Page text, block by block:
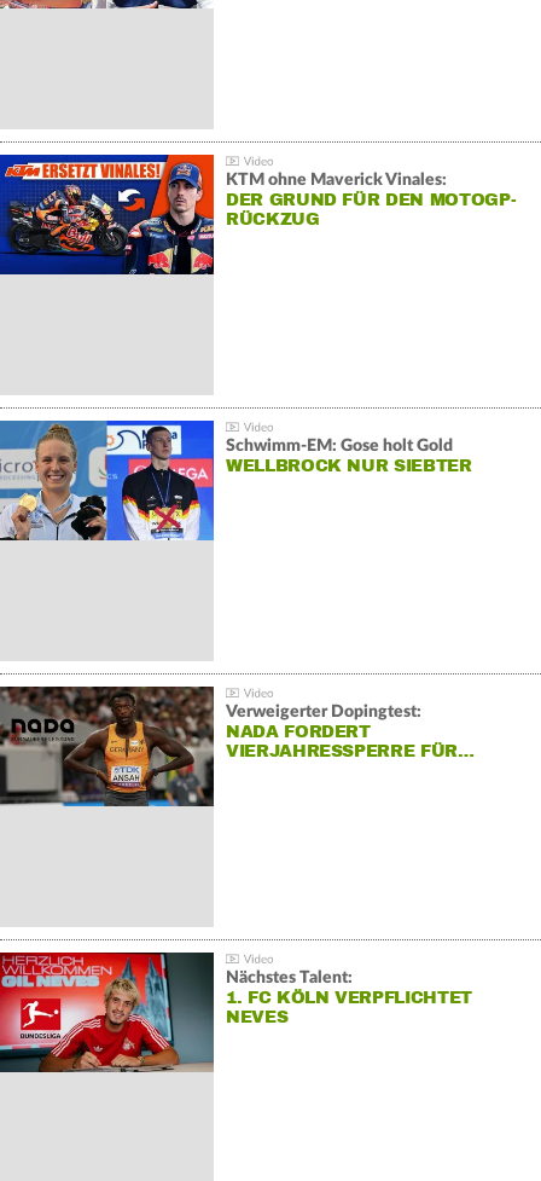
KTM ohne Maverick Vinales:
DER GRUND FÜR DEN MOTOGP-
RÜCKZUG
Schwimm-EM: Gose holt Gold
WELLBROCK NUR SIEBTER
Verweigerter Dopingtest:
NADA FORDERT
VIERJAHRESSPERRE FÜR…
Nächstes Talent:
1. FC KÖLN VERPFLICHTET
NEVES